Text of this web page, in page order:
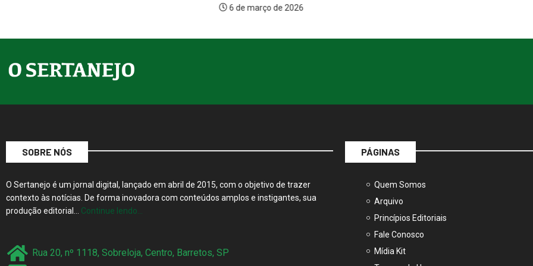
SOBRE NÓS
O Sertanejo é um jornal digital, lançado em abril de 2015, com o objetivo de trazer
contexto às notícias. De forma inovadora com conteúdos amplos e instigantes, sua
produção editorial… Continue lendo…
Rua 20, nº 1118, Sobreloja, Centro, Barretos, SP
PÁGINAS
Quem Somos
Arquivo
Princípios Editoriais
Fale Conosco
Mídia Kit